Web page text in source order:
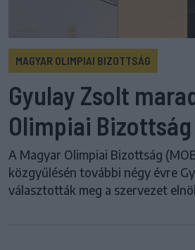
MAGYAR OLIMPIAI BIZOTTSÁG
Gyulay Zsolt
Olimpiai
A Magyar Olimpiai Bizottság
közgyűlésén további négy évre
választották meg a szervezet